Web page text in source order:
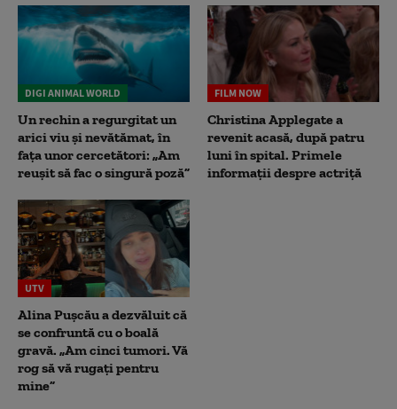
DIGI ANIMAL WORLD
Un rechin a regurgitat un
arici viu și nevătămat, în
fața unor cercetători: „Am
reușit să fac o singură poză”
FILM NOW
Christina Applegate a
revenit acasă, după patru
luni în spital. Primele
informații despre actriță
UTV
Alina Pușcău a dezvăluit că
se confruntă cu o boală
gravă. „Am cinci tumori. Vă
rog să vă rugați pentru
mine”